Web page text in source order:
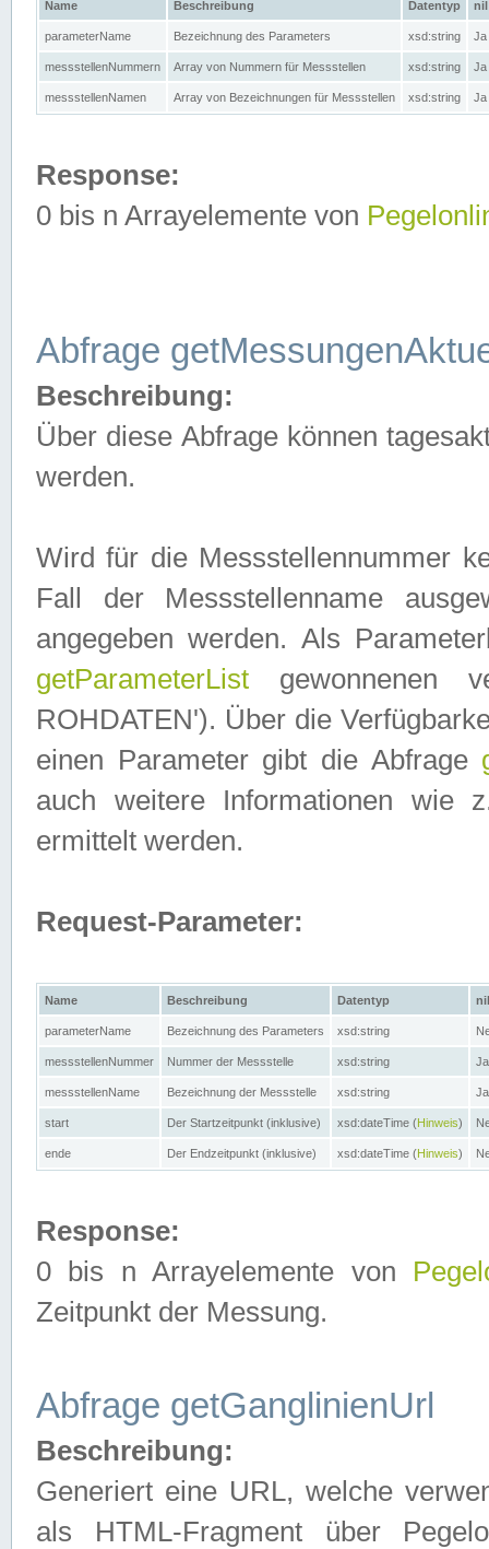
Name Beschreibung Datentyp nil
parameterName Bezeichnung des Parameters xsd:string Ja
messstellenNummern Array von Nummern für Messstellen xsd:string Ja
messstellenNamen Array von Bezeichnungen für Messstellen xsd:string Ja
Response:
0 bis n Arrayelemente von
Abfrage
Beschreibung:
Über diese Abfrage können
werden.
Wird für die Messstellennummer
Fall der Messstellenname
angegeben werden. Als
getParameterList gewonnenen
ROHDATEN'). Über die
einen Parameter gibt die Abfrage
auch weitere Informationen wie
ermittelt werden.
Request-Parameter:
Name Beschreibung Datentyp nil
parameterName Bezeichnung des Parameters xsd:string
messstellenNummer Nummer der Messstelle xsd:string Ja
messstellenName Bezeichnung der Messstelle xsd:string Ja
start Der Startzeitpunkt (inklusive) xsd:dateTime (Hinweis)
ende Der Endzeitpunkt (inklusive) xsd:dateTime (Hinweis)
Response:
0 bis n Arrayelemente von
Zeitpunkt der Messung.
Abfrage getGanglinienUrl
Beschreibung:
Generiert eine URL, welche
als HTML-Fragment über